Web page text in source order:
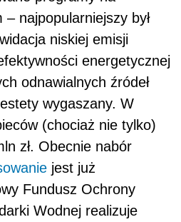
najpopularniejszy był
niskiej emisji
energetycznej
odnawialnych źródeł
wygaszany. W
(chociaż nie tylko)
zł. Obecnie nabór
jest już
Fundusz Ochrony
Wodnej realizuje